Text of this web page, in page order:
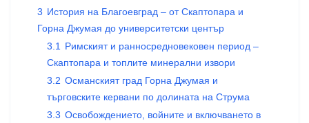
3 История на Благоевград – от Скаптопара и
Горна Джумая до университетски център
3.1
Римският и ранносредновековен период –
Скаптопара и топлите минерални извори
3.2 Османският град Горна Джумая и
търговските кервани по долината на Струма
3.3 Освобождението, войните и включването в